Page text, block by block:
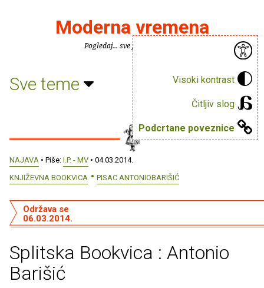
Visoki kontrast
Čitljiv slog
Podcrtane poveznice
Moderna vremena
Pogledaj... sve je puno knjiga.
Sve teme
NAJAVA • Piše: I.P. - MV • 04.03.2014.
KNJIŽEVNA BOOKVICA
PISAC ANTONIOBARIŠIĆ
Splitska Bookvica : Antonio
Barišić
Održava se
06.03.2014.